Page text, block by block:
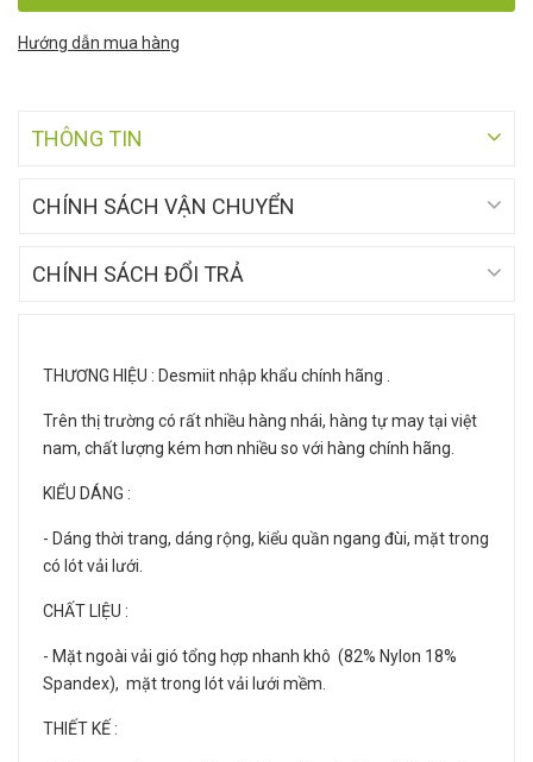
Hướng dẫn mua hàng
THÔNG TIN
CHÍNH SÁCH VẬN CHUYỂN
CHÍNH SÁCH ĐỔI TRẢ
THƯƠNG HIỆU : Desmiit nhập khẩu chính hãng .
Trên thị trường có rất nhiều hàng nhái, hàng tự may tại việt
nam, chất lượng kém hơn nhiều so với hàng chính hãng.
KIỂU DÁNG :
- Dáng thời trang, dáng rộng, kiểu quần ngang đùi, mặt trong
có lót vải lưới.
CHẤT LIỆU :
- Mặt ngoài vải gió tổng hợp nhanh khô (82% Nylon 18%
Spandex), mặt trong lót vải lưới mềm.
THIẾT KẾ :